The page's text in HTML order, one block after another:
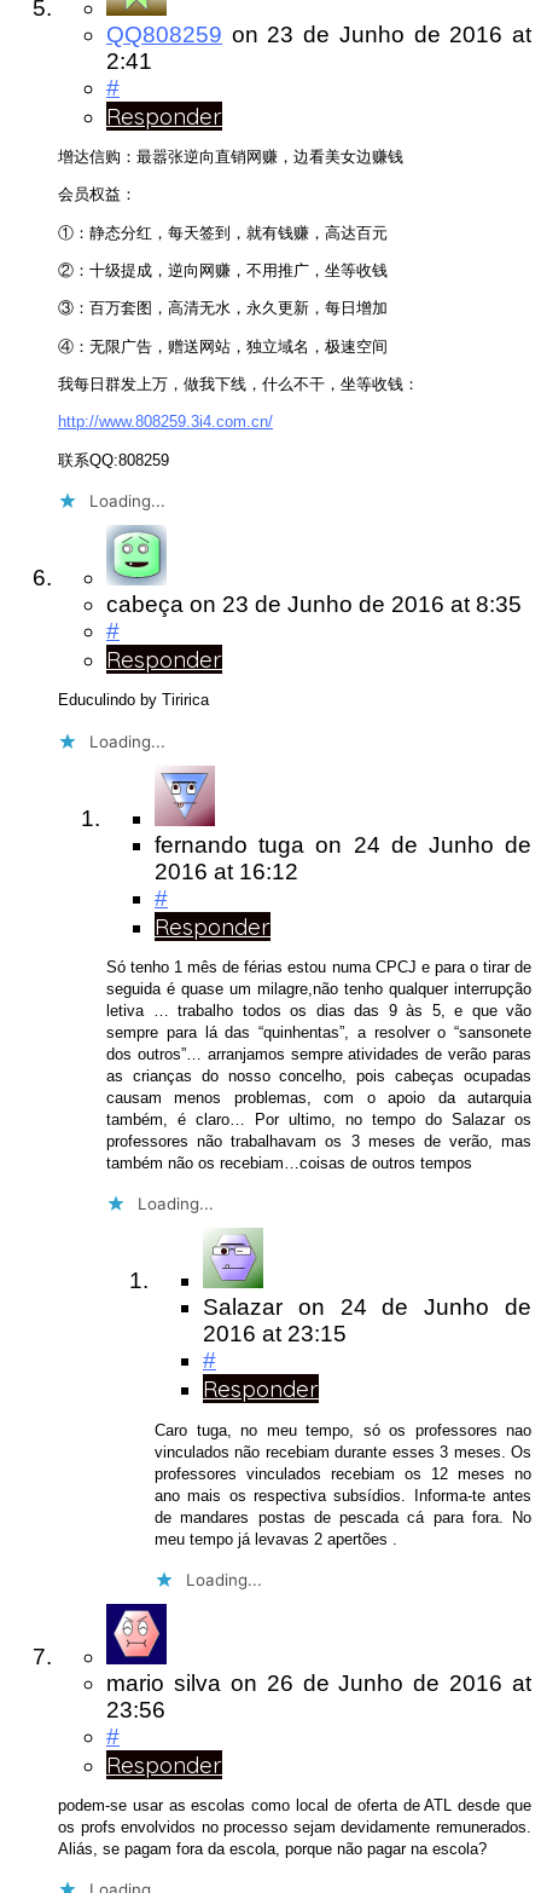
QQ808259 on 23 de Junho de 2016at
2:41
#
Responder
增达信购：最嚣张逆向直销网赚，边看美女边赚钱
会员权益：
①：静态分红，每天签到，就有钱赚，高达百元
②：十级提成，逆向网赚，不用推广，坐等收钱
③：百万套图，高清无水，永久更新，每日增加
④：无限广告，赠送网站，独立域名，极速空间
我每日群发上万，做我下线，什么不干，坐等收钱：
http://www.808259.3i4.com.cn/
联系QQ:808259
Loading...
cabeça on 23 de Junho de 2016 at 8:35
#
Responder
Educulindo by Tiririca
Loading...
fernando tuga on 24 de Junho de
2016 at 16:12
#
Responder
Só tenho 1 mês de férias estou numa CPCJ e para o tirar de
seguida é quase um milagre,não tenho qualquer interrupção
letiva … trabalho todos os dias das 9 às 5, e que vão
sempre para lá das “quinhentas”, a resolver o “sansonete
dos outros”… arranjamos sempre atividades de verão paras
as crianças do nosso concelho, pois cabeças ocupadas
causam menos problemas, com o apoio da autarquia
também, é claro… Por ultimo, no tempo do Salazar os
professores não trabalhavam os 3 meses de verão, mas
também não os recebiam…coisas de outros tempos
Loading...
Salazar on 24 de Junho de
2016 at 23:15
#
Responder
Caro tuga, no meu tempo, só os professores nao
vinculados não recebiam durante esses 3 meses. Os
professores vinculados recebiam os 12 meses no
ano mais os respectiva subsídios. Informa-te antes
de mandares postas de pescada cá para fora. No
meu tempo já levavas 2 apertões .
Loading...
mario silva on 26 de Junho de 2016 at
23:56
#
Responder
podem-se usar as escolas como local de oferta de ATL desde que
os profs envolvidos no processo sejam devidamente remunerados.
Aliás, se pagam fora da escola, porque não pagar na escola?